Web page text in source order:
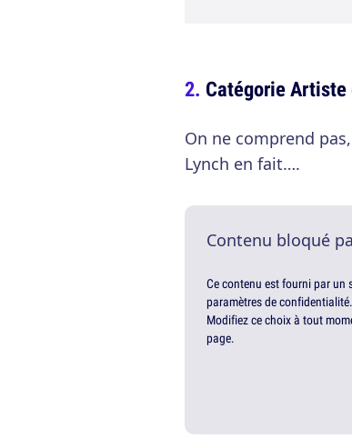
Catégorie
On ne comprend
Lynch en fait….
Contenu bloqué
Ce contenu est fourni par un
paramètres de confidentialité.
Modifiez ce choix à tout
page.